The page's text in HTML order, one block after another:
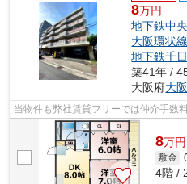
8万円
地下鉄中
大阪環状線
地下鉄千
築41年 /
大阪府大
当物件も弊社賃貸フリーでは仲介手数
8万円
敷金
4階 /